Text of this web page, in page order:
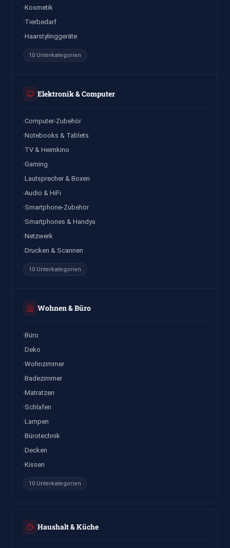
Kosmetik
Tierbedarf
Haarstylinggeräte
10 Unterkategorien
Elektronik & Computer
Computer-Zubehör
Notebooks & Tablets
TV & Heimkino
Gaming
Lautsprecher & Boxen
Audio & HiFi
Smartphone-Zubehör
Smartphones & Handys
Netzwerk
Drucken & Scannen
10 Unterkategorien
Wohnen & Büro
Büro
Deko
Wohnzimmer
Badezimmer
Matratzen
Schlafen
Lampen
Bürotechnik
Decken
Kissen
10 Unterkategorien
Haushalt & Küche